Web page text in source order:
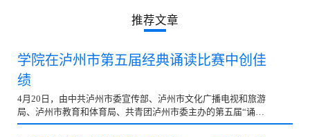
推荐文章
学院在泸州市第五届经典诵读比赛中创佳
绩
4月20日，由中共泸州市委宣传部、泸州市文化广播电视和旅游
局、泸州市教育和体育局、共青团泸州市委主办的第五届“诵读
中华经典.美丽我的酒城”经典诵读比赛在泸州隆重举行...